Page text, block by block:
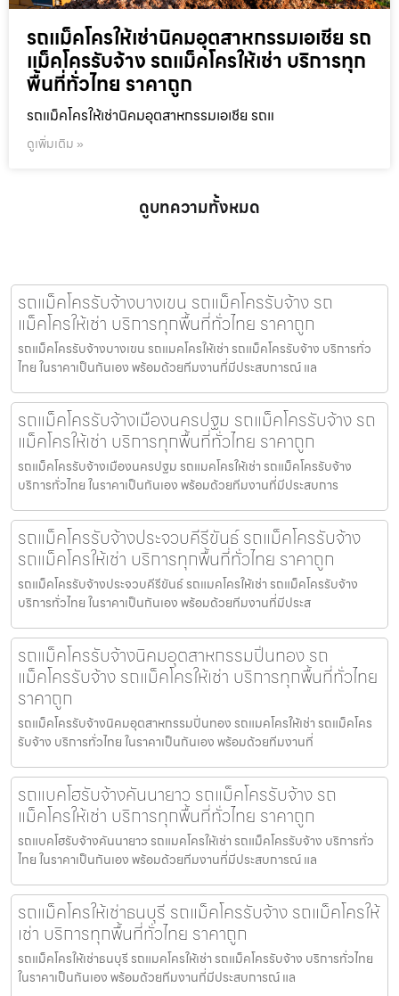
รถแม็คโครให้เช่านิคมอุตสาหกรรมเอเชีย รถ
แม็คโครรับจ้าง รถแม็คโครให้เช่า บริการทุก
พื้นที่ทั่วไทย ราคาถูก
รถแม็คโครให้เช่านิคมอุตสาหกรรมเอเชีย รถแ
ดูเพิ่มเติม »
ดูบทความทั้งหมด
รถแม็คโครรับจ้างบางเขน รถแม็คโครรับจ้าง รถ
แม็คโครให้เช่า บริการทุกพื้นที่ทั่วไทย ราคาถูก
รถแม็คโครรับจ้างบางเขน รถแมคโครให้เช่า รถแม็คโครรับจ้าง บริการทั่ว
ไทย ในราคาเป็นกันเอง พร้อมด้วยทีมงานที่มีประสบการณ์ แล
รถแม็คโครรับจ้างเมืองนครปฐม รถแม็คโครรับจ้าง รถ
แม็คโครให้เช่า บริการทุกพื้นที่ทั่วไทย ราคาถูก
รถแม็คโครรับจ้างเมืองนครปฐม รถแมคโครให้เช่า รถแม็คโครรับจ้าง
บริการทั่วไทย ในราคาเป็นกันเอง พร้อมด้วยทีมงานที่มีประสบการ
รถแม็คโครรับจ้างประจวบคีรีขันธ์ รถแม็คโครรับจ้าง
รถแม็คโครให้เช่า บริการทุกพื้นที่ทั่วไทย ราคาถูก
รถแม็คโครรับจ้างประจวบคีรีขันธ์ รถแมคโครให้เช่า รถแม็คโครรับจ้าง
บริการทั่วไทย ในราคาเป็นกันเอง พร้อมด้วยทีมงานที่มีประส
รถแม็คโครรับจ้างนิคมอุตสาหกรรมปิ่นทอง รถ
แม็คโครรับจ้าง รถแม็คโครให้เช่า บริการทุกพื้นที่ทั่วไทย
ราคาถูก
รถแม็คโครรับจ้างนิคมอุตสาหกรรมปิ่นทอง รถแมคโครให้เช่า รถแม็คโคร
รับจ้าง บริการทั่วไทย ในราคาเป็นกันเอง พร้อมด้วยทีมงานที่
รถแบคโฮรับจ้างคันนายาว รถแม็คโครรับจ้าง รถ
แม็คโครให้เช่า บริการทุกพื้นที่ทั่วไทย ราคาถูก
รถแบคโฮรับจ้างคันนายาว รถแมคโครให้เช่า รถแม็คโครรับจ้าง บริการทั่ว
ไทย ในราคาเป็นกันเอง พร้อมด้วยทีมงานที่มีประสบการณ์ แล
รถแม็คโครให้เช่าธนบุรี รถแม็คโครรับจ้าง รถแม็คโครให้
เช่า บริการทุกพื้นที่ทั่วไทย ราคาถูก
รถแม็คโครให้เช่าธนบุรี รถแมคโครให้เช่า รถแม็คโครรับจ้าง บริการทั่วไทย
ในราคาเป็นกันเอง พร้อมด้วยทีมงานที่มีประสบการณ์ แล